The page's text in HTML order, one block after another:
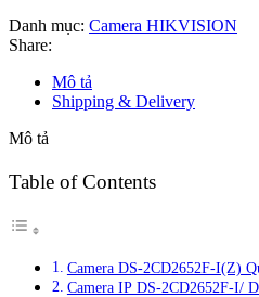
Danh mục: Camera HIKVISION
Share:
Mô tả
Shipping & Delivery
Mô tả
Table of Contents
Camera DS-2CD2652F-I(Z)
Camera IP DS-2CD2652F-I/